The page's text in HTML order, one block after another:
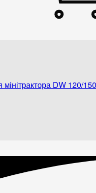
DW 120/